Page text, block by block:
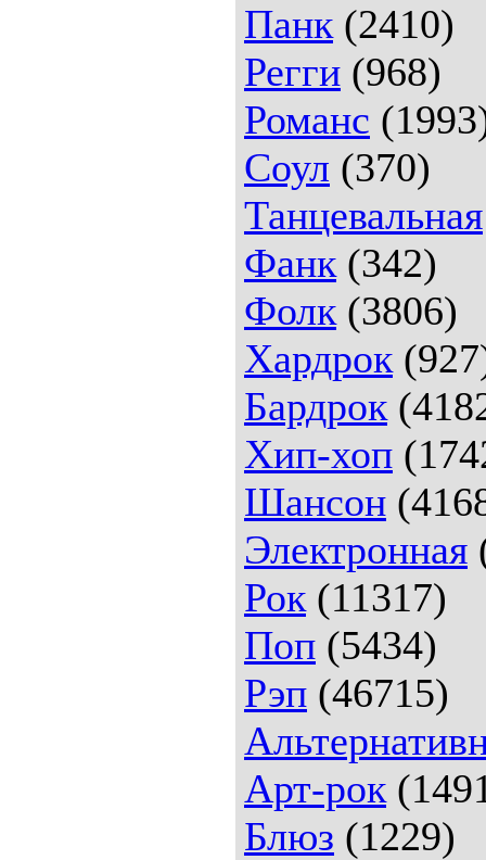
Панк (2410)
Регги (968)
Романс
Соул (370)
Танцевальная
Фанк (342)
Фолк (3806)
Хардрок
Бардрок
Хип-хоп
Шансон
Электронная
Рок (11317)
Поп (5434)
Рэп (46715)
Арт-рок
Блюз (1229)